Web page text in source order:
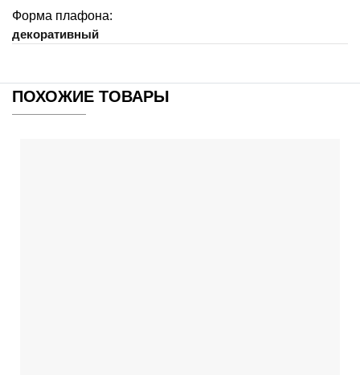
Форма плафона:
декоративный
ПОХОЖИЕ ТОВАРЫ